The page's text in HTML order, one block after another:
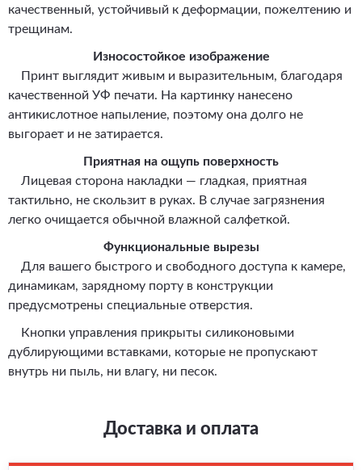
качественный, устойчивый к деформации, пожелтению и
трещинам.
Износостойкое изображение
Принт выглядит живым и выразительным, благодаря
качественной УФ печати. На картинку нанесено
антикислотное напыление, поэтому она долго не
выгорает и не затирается.
Приятная на ощупь поверхность
Лицевая сторона накладки — гладкая, приятная
тактильно, не скользит в руках. В случае загрязнения
легко очищается обычной влажной салфеткой.
Функциональные вырезы
Для вашего быстрого и свободного доступа к камере,
динамикам, зарядному порту в конструкции
предусмотрены специальные отверстия.
Кнопки управления прикрыты силиконовыми
дублирующими вставками, которые не пропускают
внутрь ни пыль, ни влагу, ни песок.
Доставка и оплата